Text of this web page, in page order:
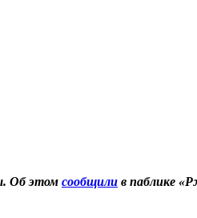
Об этом сообщили в паблике